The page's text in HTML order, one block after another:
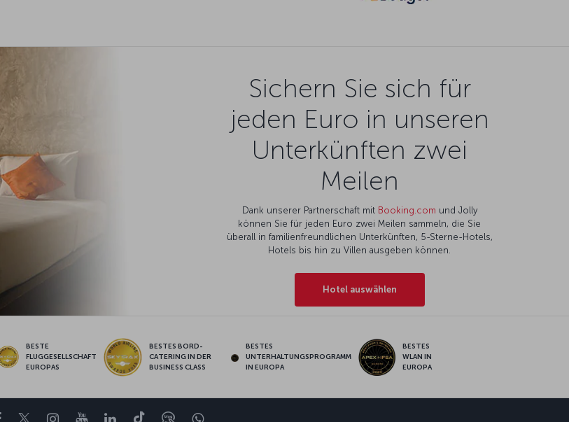
Sichern Sie sich für
jeden Euro in unseren
Unterkünften zwei
Meilen
Dank unserer Partnerschaft mit Booking.com und Jolly
können Sie für jeden Euro zwei Meilen sammeln, die Sie
überall in familienfreundlichen Unterkünften, 5-Sterne-Hotels,
Hotels bis hin zu Villen ausgeben können.
Hotel auswählen
BESTE
FLUGGESELLSCHAFT
EUROPAS
BESTES BORD-
CATERING IN DER
BUSINESS CLASS
BESTES
UNTERHALTUNGSPROGRAMM
IN EUROPA
BESTES
WLAN IN
EUROPA